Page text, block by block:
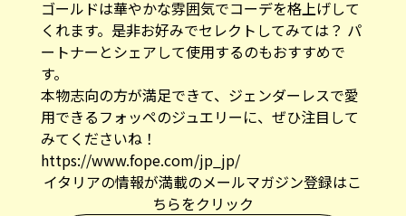
ゴールドは華やかな雰囲気でコーデを格上げして
くれます。是非お好みでセレクトしてみては？ パ
ートナーとシェアして使用するのもおすすめで
す。
本物志向の方が満足できて、ジェンダーレスで愛
用できるフォッペのジュエリーに、ぜひ注目して
みてくださいね！
https://www.fope.com/jp_jp/
イタリアの情報が満載のメールマガジン登録はこ
ちらをクリック